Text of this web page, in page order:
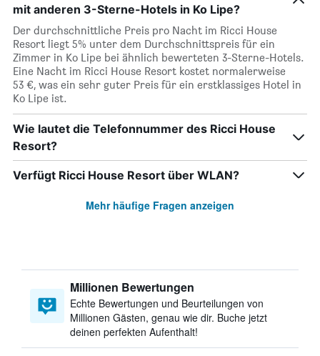
mit anderen 3-Sterne-Hotels in Ko Lipe?
Der durchschnittliche Preis pro Nacht im Ricci House
Resort liegt 5% unter dem Durchschnittspreis für ein
Zimmer in Ko Lipe bei ähnlich bewerteten 3-Sterne-Hotels.
Eine Nacht im Ricci House Resort kostet normalerweise
53 €, was ein sehr guter Preis für ein erstklassiges Hotel in
Ko Lipe ist.
Wie lautet die Telefonnummer des Ricci House
Resort?
Verfügt Ricci House Resort über WLAN?
Mehr häufige Fragen anzeigen
Millionen Bewertungen
Echte Bewertungen und Beurteilungen von
Millionen Gästen, genau wie dir. Buche jetzt
deinen perfekten Aufenthalt!